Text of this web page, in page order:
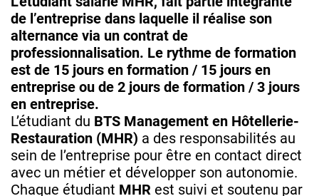
de l’entreprise dans laquelle il réalise son
alternance via un contrat de
professionnalisation. Le rythme de formation
est de 15 jours en formation / 15 jours en
entreprise ou de 2 jours de formation / 3 jours
en entreprise.
L’étudiant du BTS Management en Hôtellerie-
Restauration (MHR) a des responsabilités au
sein de l’entreprise pour être en contact direct
avec un métier et développer son autonomie.
Chaque étudiant MHR est suivi et soutenu par